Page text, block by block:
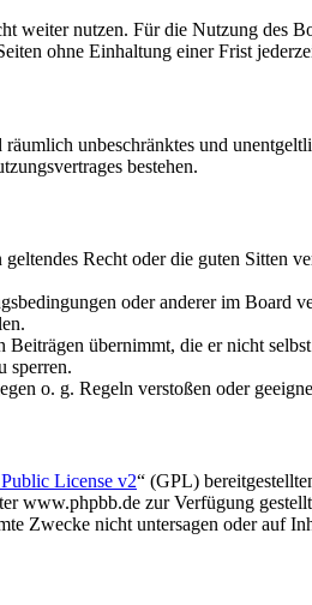
weiter nutzen. Für die Nutzung des
ohne Einhaltung einer Frist
unbeschränktes und
bestehen.
Recht oder die guten Sitten
oder anderer im
übernimmt, die er nicht
sperren.
o. g. Regeln verstoßen oder
License v2“ (GPL)
www.phpbb.de zur Verfügung
Zwecke nicht untersagen oder auf